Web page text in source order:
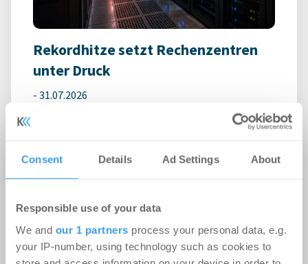
Consent Details Ad Settings About
Responsible use of your data
We and our 1 partners process your personal data, e.g.
your IP-number, using technology such as cookies to
Rekordhitze setzt Rechenzentren
unter Druck
- 31.07.2026
Rechenzentren: Steigende Außentemperaturen
den ...
Ingeborg-Warschke-Nachwuchspreis
2026 – Bewerbung bis 2. August
möglich – Bundesbauministerin